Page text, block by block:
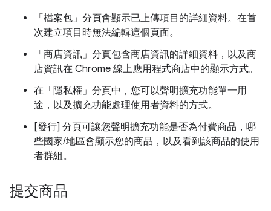
「檔案包」分頁會顯示已上傳項目的詳細資料。在首
次建立項目時無法編輯這個頁面。
「商店資訊」 分頁包含商店資訊的詳細資料，以及商
店資訊在 Chrome 線上應用程式商店中的顯示方式。
在「隱私權」 分頁中，您可以聲明擴充功能單一用
途，以及擴充功能處理使用者資料的方式。
[發行] 分頁可讓您聲明擴充功能是否為付費商品，哪
些國家/地區會顯示您的商品，以及看到該商品的使用
者群組。
提交商品